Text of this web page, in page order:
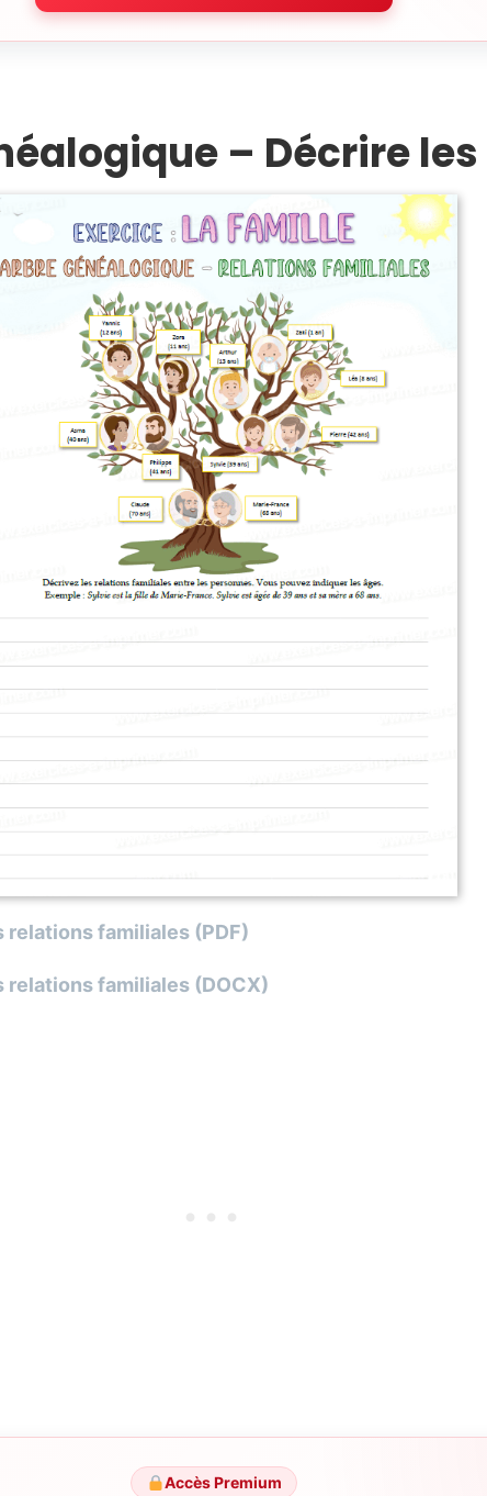
– Décrire
relations familiales (PDF)
relations familiales (DOCX)
Accès Premium